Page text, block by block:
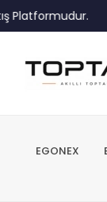
EGONEX